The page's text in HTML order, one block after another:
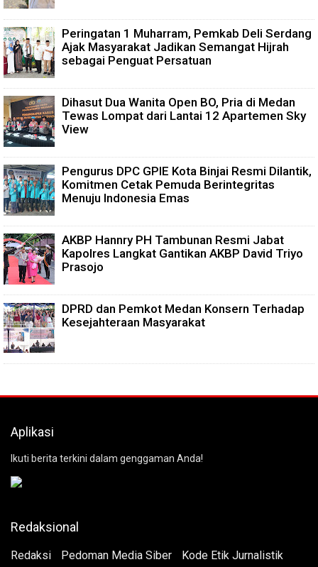
Peringatan 1 Muharram, Pemkab Deli Serdang
Ajak Masyarakat Jadikan Semangat Hijrah
sebagai Penguat Persatuan
Dihasut Dua Wanita Open BO, Pria di Medan
Tewas Lompat dari Lantai 12 Apartemen Sky
View
Pengurus DPC GPIE Kota Binjai Resmi Dilantik,
Komitmen Cetak Pemuda Berintegritas
Menuju Indonesia Emas
AKBP Hannry PH Tambunan Resmi Jabat
Kapolres Langkat Gantikan AKBP David Triyo
Prasojo
DPRD dan Pemkot Medan Konsern Terhadap
Kesejahteraan Masyarakat
Aplikasi
Ikuti berita terkini dalam genggaman Anda!
Redaksional
Redaksi Pedoman Media Siber
Kode Etik Jurnalistik